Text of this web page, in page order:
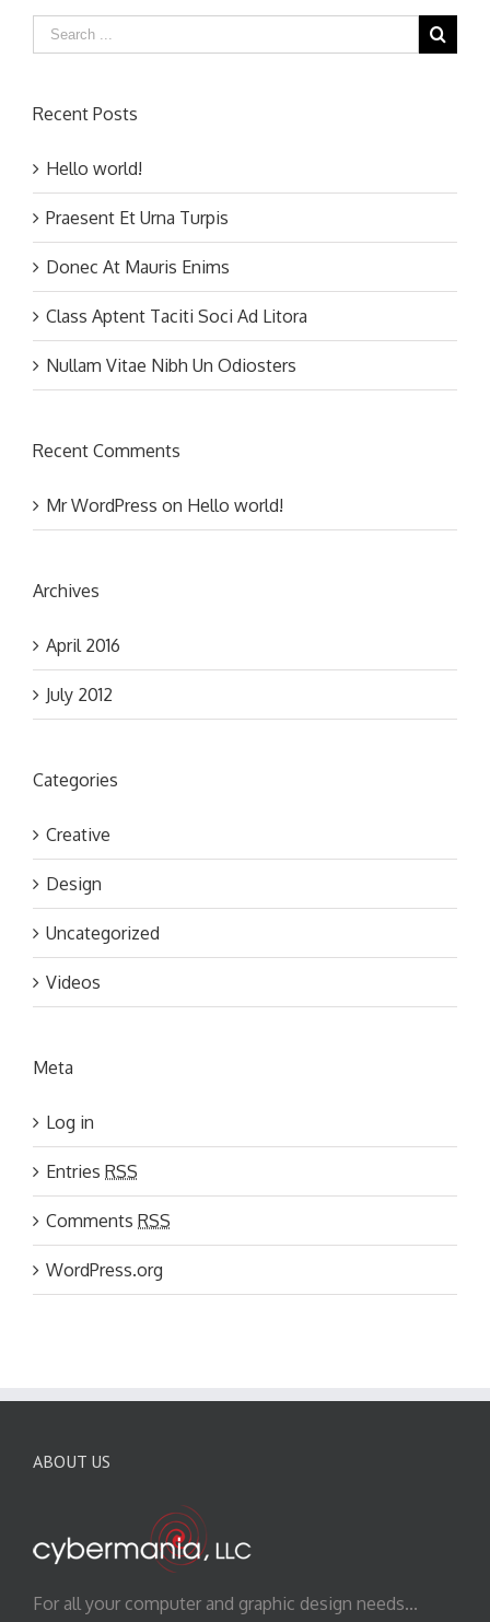
Recent Posts
Hello world!
Praesent Et Urna Turpis
Donec At Mauris Enims
Class Aptent Taciti Soci Ad Litora
Nullam Vitae Nibh Un Odiosters
Recent Comments
Mr WordPress on Hello world!
Archives
April 2016
July 2012
Categories
Creative
Design
Uncategorized
Videos
Meta
Log in
Entries RSS
Comments RSS
WordPress.org
ABOUT US
For all your computer and graphic design needs...